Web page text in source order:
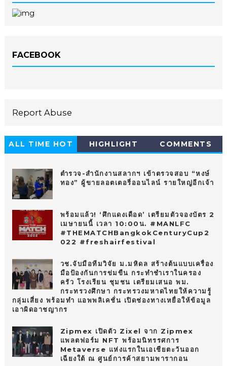
FACEBOOK
Report Abuse
ALL TIME HOT
HIGHLIGHT COMMENTS
ตำรวจ-สำนักงานสลากฯ เข้าตรวจสอบ “หงษ์
ทอง” ผู้ขายลอตเตอรี่ออนไลน์ รายใหญ่อีกเจ้า
พร้อมแล้ว! ‘ศึกแดงเดือด’ เตรียมตัวจองบัตร 2
เมษายนนี้ เวลา 10:00น. #MANLFC
#THEMATCHBangkokCenturyCup2
022 #freshairfestival
วช.จับมือทีมวิจัย ม.มหิดล สร้างต้นแบบเครื่อง
มือป้องกันการข่มขืน กระทำชำเราในครอง
ครัว โรงเรียน ชุมชน เตรียมเสนอ พม.
กระทรวงศึกษา กระทรวงมหาดไทยให้ความรู้
กลุ่มเสี่ยง พร้อมทำ แอพพลิเคชั่น เปิดช่องทางเหยื่อให้ข้อมูล
เอาผิดอาชญากร
Zipmex เปิดตัว Zixel จาก Zipmex
แพลตฟอร์ม NFT พร้อมนิทรรศการ
Metaverse แห่งแรกในเอเชียตะวันออก
เฉียงใต้ ณ ศูนย์การค้าสยามพารากอน